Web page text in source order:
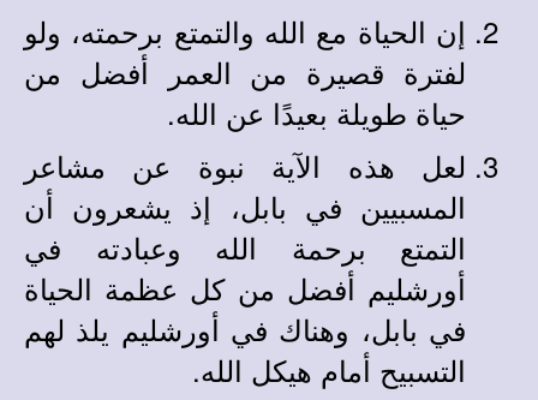
إن الحياة مع الله والتمتع برحمته، ولو
لفترة قصيرة من العمر أفضل من
حياة طويلة بعيدًا عن الله.
لعل هذه الآية نبوة عن مشاعر
المسبيين في بابل، إذ يشعرون أن
التمتع برحمة الله وعبادته في
أورشليم أفضل من كل عظمة الحياة
في بابل، وهناك في أورشليم يلذ لهم
التسبيح أمام هيكل الله.